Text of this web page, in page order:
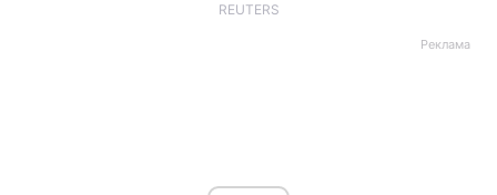
REUTERS
Реклама